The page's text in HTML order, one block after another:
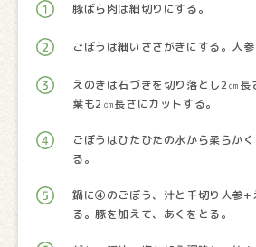
豚ばら肉は細切りにする。
ごぼうは細いささがきにする。人参
えのきは石づきを切り落とし2㎝長
葉も2㎝長さにカットする。
ごぼうはひたひたの水から柔らか
る。
鍋に④のごぼう、汁と千切り人参+
る。豚を加えて、あくをとる。